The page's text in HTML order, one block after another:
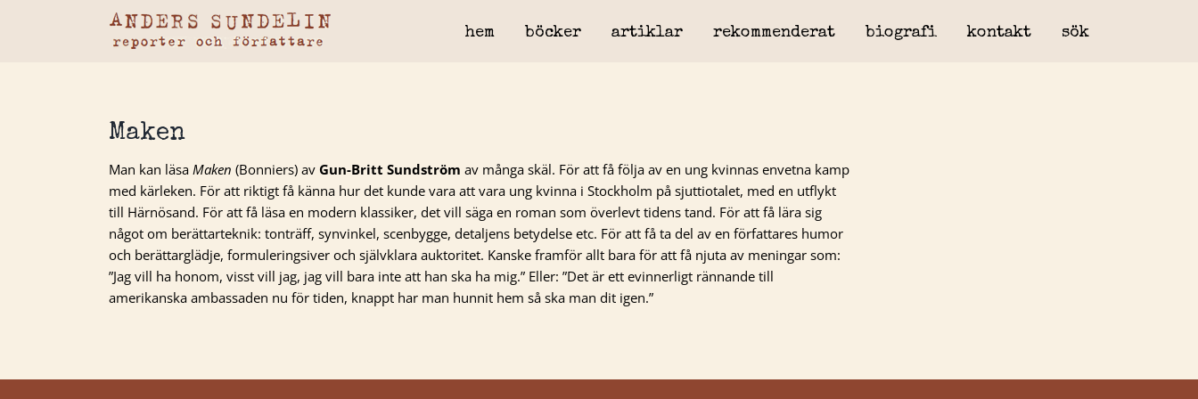
hem böcker artiklar rekommenderat biografi kontakt sök
Maken
Man kan läsa Maken (Bonniers) av Gun-Britt Sundström av många skäl. För att få följa av en ung kvinnas envetna kamp
med kärleken. För att riktigt få känna hur det kunde vara att vara ung kvinna i Stockholm på sjuttiotalet, med en utflykt
till Härnösand. För att få läsa en modern klassiker, det vill säga en roman som överlevt tidens tand. För att få lära sig
något om berättarteknik: tonträff, synvinkel, scenbygge, detaljens betydelse etc. För att få ta del av en författares humor
och berättarglädje, formuleringsiver och självklara auktoritet. Kanske framför allt bara för att få njuta av meningar som:
”Jag vill ha honom, visst vill jag, jag vill bara inte att han ska ha mig.” Eller: ”Det är ett evinnerligt rännande till
amerikanska ambassaden nu för tiden, knappt har man hunnit hem så ska man dit igen.”